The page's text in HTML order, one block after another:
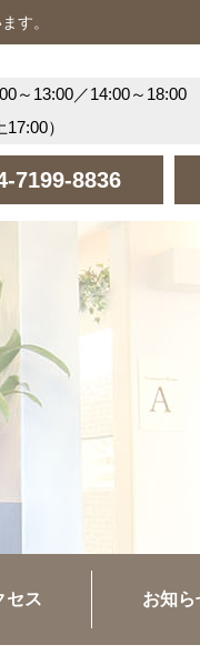
す。
～13:00／14:00～18:00
17:00）
7199-8836
セス お知ら